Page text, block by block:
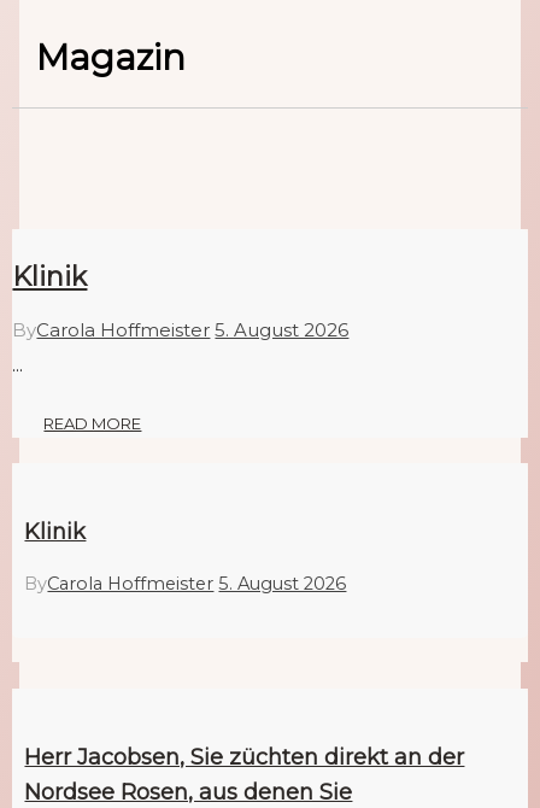
Magazin
Klinik
ByCarola Hoffmeister 5. August 2026
…
READ MORE
Klinik
ByCarola Hoffmeister 5. August 2026
Herr Jacobsen, Sie züchten direkt an der
Nordsee Rosen, aus denen Sie